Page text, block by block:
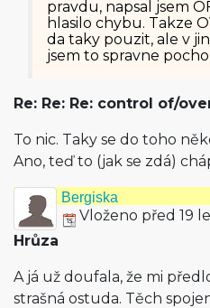
pravdu, napsal jsem
hlasilo chybu. Takze
da taky pouzit, ale v
jsem to spravne
Re: Re: Re: control of/
To nic. Taky se do toho
Ano, teď to (jak se zdá)
Bergiska
Vloženo před 19
Hrůza
A já už doufala, že mi
strašná ostuda. Těch